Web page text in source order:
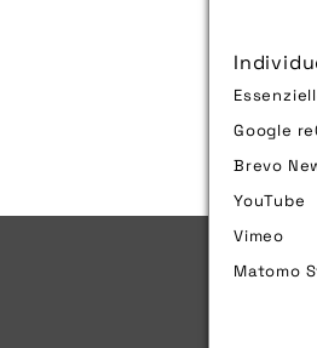
Google
Brevo
YouTube
Vimeo
Matomo
Bild